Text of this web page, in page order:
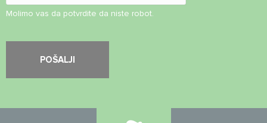
Molimo vas da potvrdite da niste robot.